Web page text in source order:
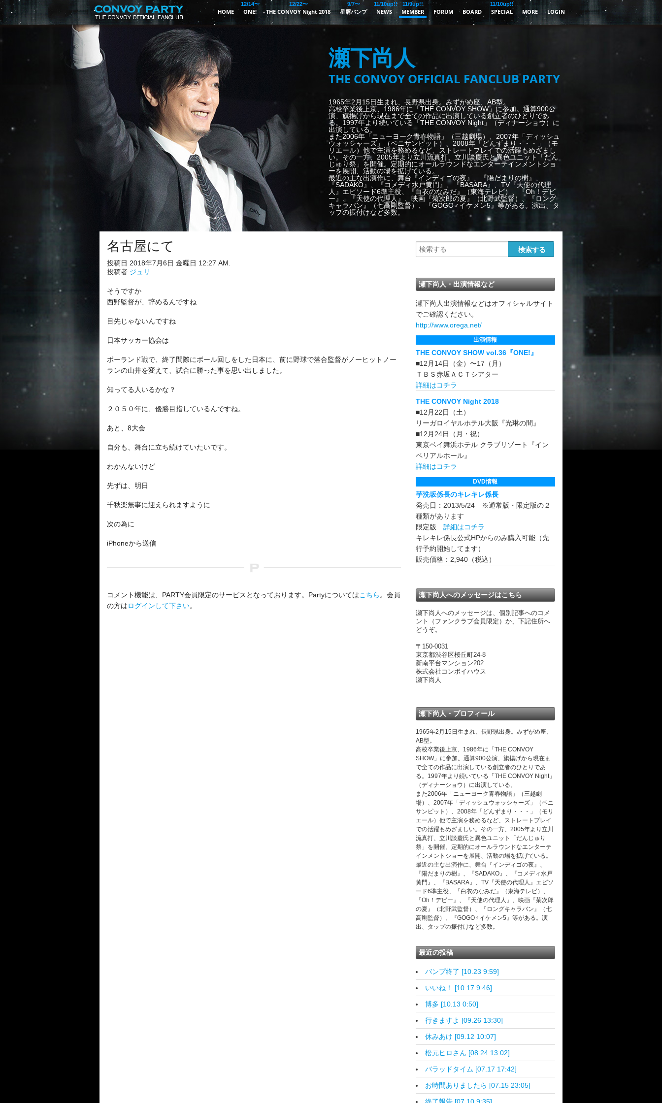
HOME ONE!
12/14〜
THE CONVOY Night 2018
12/22〜
星屑バンプ
9/7〜
NEWS
11/10up!!
MEMBER
11/9up!!
FORUM BOARD SPECIAL
11/10up!!
MORE LOGIN
瀬下尚人
THE CONVOY OFFICIAL FANCLUB PARTY
1965年2月15日生まれ、長野県出身。みずがめ座、AB型。
高校卒業後上京、1986年に「THE CONVOY SHOW」に参加。通算900公
演、旗揚げから現在まで全ての作品に出演している創立者のひとりであ
る。1997年より続いている「THE CONVOY Night」（ディナーショウ）に
出演している。
また2006年「ニューヨーク青春物語」（三越劇場）、2007年「ディッシュ
ウォッシャーズ」（ベニサンピット）、2008年「どんずまり・・・」（モ
リエール）他で主演を務めるなど、ストレートプレイでの活躍もめざまし
い。その一方、2005年より立川流真打、立川談慶氏と異色ユニット「だん
じゅり祭」を開催。定期的にオールラウンドなエンターテインメントショ
ーを展開、活動の場を拡げている。
最近の主な出演作に、舞台『インディゴの夜』、『陽だまりの樹』、
『SADAKO』、『コメディ水戸黄門』、『BASARA』、TV『天使の代理
人』エピソード6準主役、『白衣のなみだ』（東海テレビ）、『Oh！デビ
ー』、『天使の代理人』、映画『菊次郎の夏』（北野武監督）、『ロング
キャラバン』（七高剛監督）、『GOGO♂イケメン5』等がある。演出、タ
ップの振付けなど多数。
名古屋にて
投稿日 2018年7月6日 金曜日 12:27 AM.
投稿者 ジュリ
そうですか
西野監督が、辞めるんですね
目先じゃないんですね
日本サッカー協会は
ポーランド戦で、終了間際にボール回しをした日本に、前に野球で落合監督がノーヒットノー
ランの山井を変えて、試合に勝った事を思い出しました。
知ってる人いるかな？
２０５０年に、優勝目指しているんですね。
あと、8大会
自分も、舞台に立ち続けていたいです。
わかんないけど
先ずは、明日
千秋楽無事に迎えられますように
次の為に
iPhoneから送信
コメント機能は、PARTY会員限定のサービスとなっております。Partyについてはこちら 。会員
の方はログインして下さい。
瀬下尚人・出演情報など
瀬下尚人出演情報などはオフィシャルサイト
でご確認ください。
http://www.orega.net/
出演情報
THE CONVOY SHOW vol.36『ONE!』
■12月14日（金）〜17（月）
ＴＢＳ赤坂ＡＣＴシアター
詳細はコチラ
THE CONVOY Night 2018
■12月22日（土）
リーガロイヤルホテル大阪『光琳の間』
■12月24日（月・祝）
東京ベイ舞浜ホテル クラブリゾート『イン
ペリアルホール』
詳細はコチラ
DVD情報
芋洗坂係長のキレキレ係長
発売日：2013/5/24 ※通常版・限定版の２
種類があります
限定版 詳細はコチラ
キレキレ係長公式HPからのみ購入可能（先
行予約開始してます）
販売価格：2,940（税込）
瀬下尚人へのメッセージはこちら
瀬下尚人へのメッセージは、個別記事へのコメ
ント（ファンクラブ会員限定）か、下記住所へ
どうぞ。
〒150-0031
東京都渋谷区桜丘町24-8
新南平台マンション202
株式会社コンボイハウス
瀬下尚人
瀬下尚人・プロフィール
1965年2月15日生まれ、長野県出身。みずがめ座、
AB型。
高校卒業後上京、1986年に「THE CONVOY
SHOW」に参加。通算900公演、旗揚げから現在ま
で全ての作品に出演している創立者のひとりであ
る。1997年より続いている「THE CONVOY Night」
（ディナーショウ）に出演している。
また2006年「ニューヨーク青春物語」（三越劇
場）、2007年「ディッシュウォッシャーズ」（ベニ
サンピット）、2008年「どんずまり・・・」（モリ
エール）他で主演を務めるなど、ストレートプレイ
での活躍もめざましい。その一方、2005年より立川
流真打、立川談慶氏と異色ユニット「だんじゅり
祭」を開催。定期的にオールラウンドなエンターテ
インメントショーを展開、活動の場を拡げている。
最近の主な出演作に、舞台『インディゴの夜』、
『陽だまりの樹』、『SADAKO』、『コメディ水戸
黄門』、『BASARA』、TV『天使の代理人』エピソ
ード6準主役、『白衣のなみだ』（東海テレビ）、
『Oh！デビー』、『天使の代理人』、映画『菊次郎
の夏』（北野武監督）、『ロングキャラバン』（七
高剛監督）、『GOGO♂イケメン5』等がある。演
出、タップの振付けなど多数。
最近の投稿
バンプ終了 [10.23 9:59]
いいね！ [10.17 9:46]
博多 [10.13 0:50]
行きますよ [09.26 13:30]
休みあけ [09.12 10:07]
松元ヒロさん [08.24 13:02]
バラッドタイム [07.17 17:42]
お時間ありましたら [07.15 23:05]